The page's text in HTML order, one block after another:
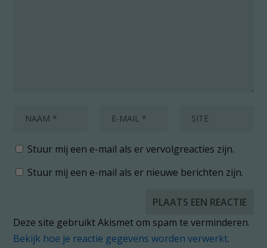
Stuur mij een e-mail als er vervolgreacties zijn.
Stuur mij een e-mail als er nieuwe berichten zijn.
Deze site gebruikt Akismet om spam te verminderen.
Bekijk hoe je reactie gegevens worden verwerkt.